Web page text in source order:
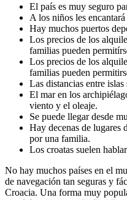
El país es muy seguro
A los niños les
Hay muchos puertos
Los precios de los
familias pueden
Los precios de los
familias pueden
Las distancias entre islas
El mar en los
viento y el oleaje.
Se puede llegar desde
Hay decenas de lugares
por una familia.
Los croatas suelen
No hay muchos países en el
de navegación tan seguras y
Croacia. Una forma muy